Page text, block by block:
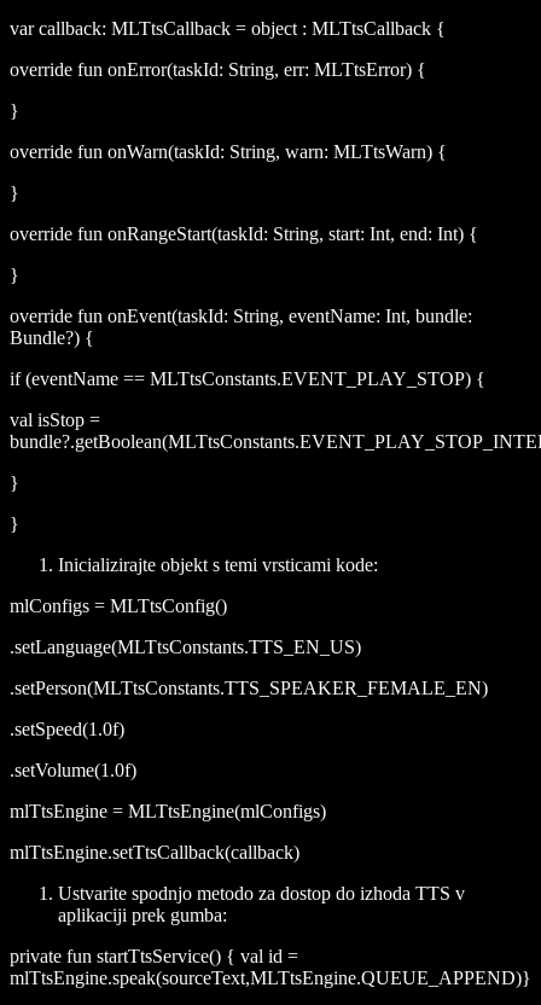
var callback: MLTtsCallback = object : MLTtsCallback {
override fun onError(taskId: String, err: MLTtsError) {
}
override fun onWarn(taskId: String, warn: MLTtsWarn) {
}
override fun onRangeStart(taskId: String, start: Int, end: Int) {
}
override fun onEvent(taskId: String, eventName: Int, bundle:
Bundle?) {
if (eventName == MLTtsConstants.EVENT_PLAY_STOP) {
val isStop =
}
}
Inicializirajte objekt s temi vrsticami kode:
mlConfigs = MLTtsConfig()
.setLanguage(MLTtsConstants.TTS_EN_US)
.setPerson(MLTtsConstants.TTS_SPEAKER_FEMALE_EN)
.setSpeed(1.0f)
.setVolume(1.0f)
mlTtsEngine = MLTtsEngine(mlConfigs)
mlTtsEngine.setTtsCallback(callback)
Ustvarite spodnjo metodo za dostop do izhoda TTS v
aplikaciji prek gumba:
private fun startTtsService() { val id =
mlTtsEngine.speak(sourceText,MLTtsEngine.QUEUE_APPEND)}